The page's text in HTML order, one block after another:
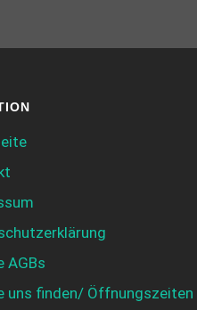
AGBs
uns finden/ Öffnungszeiten